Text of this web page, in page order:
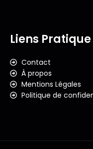
Liens Pratique
Contact
À propos
Mentions Légales
Politique de